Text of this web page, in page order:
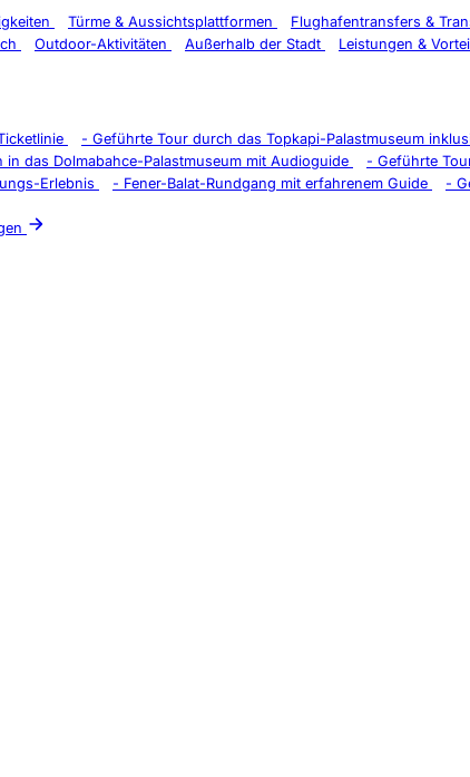
Türme & Aussichtsplattformen Flughafentransfers &
Outdoor-Aktivitäten Außerhalb der Stadt Leistungen &
- Geführte Tour durch das Topkapi-Palastmuseum
in das Dolmabahce-Palastmuseum mit Audioguide - Geführte
Erlebnis - Fener-Balat-Rundgang mit erfahrenem Guide -